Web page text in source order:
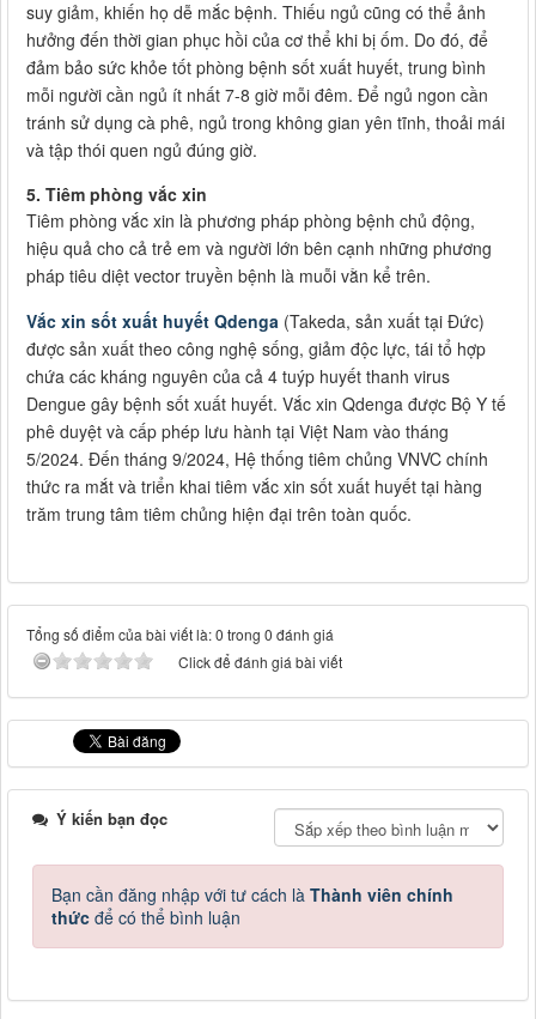
suy giảm, khiến họ dễ mắc bệnh. Thiếu ngủ cũng có thể ảnh
hưởng đến thời gian phục hồi của cơ thể khi bị ốm. Do đó, để
đảm bảo sức khỏe tốt phòng bệnh sốt xuất huyết, trung bình
mỗi người cần ngủ ít nhất 7-8 giờ mỗi đêm. Để ngủ ngon cần
tránh sử dụng cà phê, ngủ trong không gian yên tĩnh, thoải mái
và tập thói quen ngủ đúng giờ.
5. Tiêm phòng vắc xin
Tiêm phòng vắc xin là phương pháp phòng bệnh chủ động,
hiệu quả cho cả trẻ em và người lớn bên cạnh những phương
pháp tiêu diệt vector truyền bệnh là muỗi vằn kể trên.
Vắc xin sốt xuất huyết Qdenga (Takeda, sản xuất tại Đức)
được sản xuất theo công nghệ sống, giảm độc lực, tái tổ hợp
chứa các kháng nguyên của cả 4 tuýp huyết thanh virus
Dengue gây bệnh sốt xuất huyết. Vắc xin Qdenga được Bộ Y tế
phê duyệt và cấp phép lưu hành tại Việt Nam vào tháng
5/2024. Đến tháng 9/2024, Hệ thống tiêm chủng VNVC chính
thức ra mắt và triển khai tiêm vắc xin sốt xuất huyết tại hàng
trăm trung tâm tiêm chủng hiện đại trên toàn quốc.
Tổng số điểm của bài viết là: 0 trong 0 đánh giá
Click để đánh giá bài viết
Ý kiến bạn đọc
Bạn cần đăng nhập với tư cách là Thành viên chính
thức để có thể bình luận